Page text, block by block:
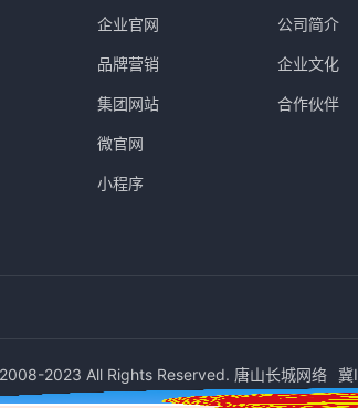
企业官网
品牌营销
集团网站
微官网
小程序
公司简介
企业文化
合作伙伴
2023 All Rights Reserved. 唐山长城网络 冀